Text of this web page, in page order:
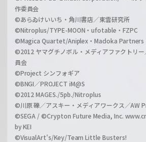
作委員会
©あらゐけいいち・角川書店／東雲研究所
©Nitroplus/TYPE-MOON・ufotable・FZPC
©Magica Quartet/Aniplex・Madoka Partners
©2012 ヤマグチノボル・メディアファクトリ
員会
©Project シンフォギア
©BNGI／PROJECT iM@S
©2012 MAGES./5pb./Nitroplus
©川原 礫／アスキー・メディアワークス／AW
©SEGA / ©Crypton Future Media, Inc.
by KEI
©VisualArt's/Key/Team Little Busters!